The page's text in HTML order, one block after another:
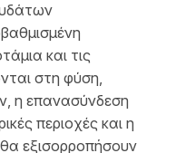
και τις
στη φύση,
η επανασύνδεση
περιοχές και η
εξισορροπήσουν